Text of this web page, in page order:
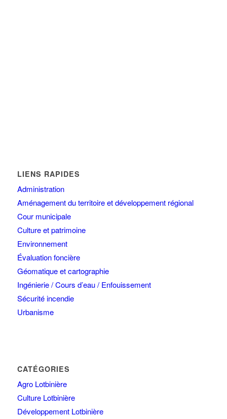
LIENS RAPIDES
Administration
Aménagement du territoire et développement régional
Cour municipale
Culture et patrimoine
Environnement
Évaluation foncière
Géomatique et cartographie
Ingénierie / Cours d’eau / Enfouissement
Sécurité incendie
Urbanisme
CATÉGORIES
Agro Lotbinière
Culture Lotbinière
Développement Lotbinière